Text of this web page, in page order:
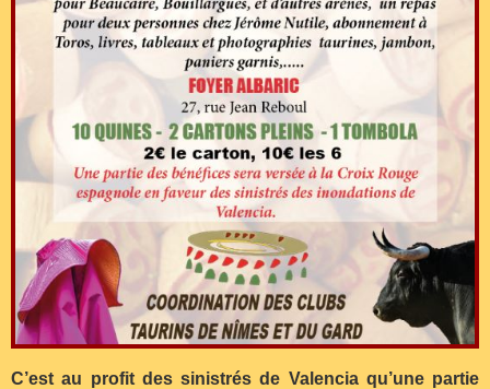
C’est au profit des sinistrés de Valencia qu’une partie